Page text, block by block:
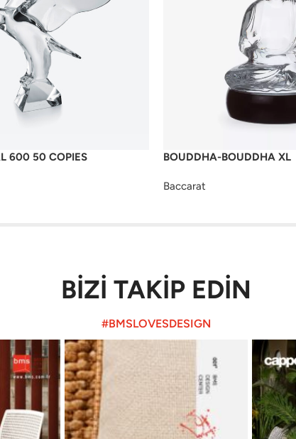
600 50 COPIES BOUDDHA-BOUDDHA XL
Baccarat
BİZİ TAKİP EDİN
#BMSLOVESDESIGN